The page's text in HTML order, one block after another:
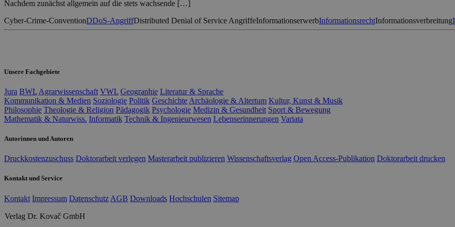
Nachdem zunächst allgemein auf die stets wachsende […]
Cyber-Crime-ConventionDDoS-AngriffDistributed Denial of Service AngriffeInformationserwerbInformationsrechtInformationsverbreitung
Unsere Fachgebiete
Jura BWL Agrarwissenschaft VWL Geographie Literatur & Sprache
Kommunikation & Medien Soziologie Politik Geschichte Archäologie & Altertum Kultur, Kunst & Musik
Philosophie Theologie & Religion Pädagogik Psychologie Medizin & Gesundheit Sport & Bewegung
Mathematik & Naturwiss. Informatik Technik & Ingenieurwesen Lebenserinnerungen Variata
Autorinnen und Autoren
Druckkostenzuschuss Doktorarbeit verlegen Masterarbeit publizieren Wissenschaftsverlag Open Access-Publikation Doktorarbeit drucken
Kontakt und Service
Kontakt Impressum Datenschutz AGB Downloads Hochschulen Sitemap
Verlag Dr. Kovač GmbH